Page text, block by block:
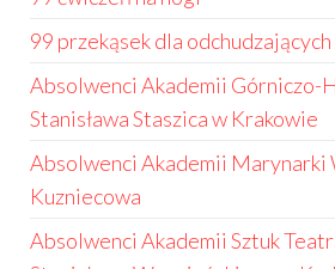
99 przekąsek dla
Absolwenci Akademii Górniczo-
Stanisława Staszica w Krakowie
Absolwenci Akademii Marynarki
Kuzniecowa
Absolwenci Akademii Sztuk